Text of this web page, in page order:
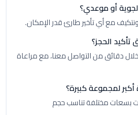
أو موعدي؟
ونتكيف مع أي تأخير طارئ قدر الإمكان.
الحجز؟
دقائق من التواصل معنا، مع مراعاة
لمجموعة كبيرة؟
بسعات مختلفة تناسب حجم